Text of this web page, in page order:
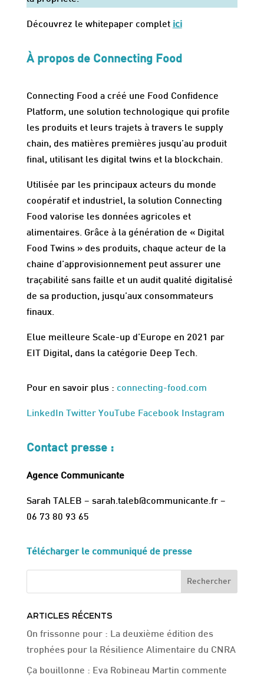
Découvrez le whitepaper complet ici
À propos de Connecting Food
Connecting Food a créé une Food Confidence
Platform, une solution technologique qui profile
les produits et leurs trajets à travers le supply
chain, des matières premières jusqu’au produit
final, utilisant les digital twins et la blockchain.
Utilisée par les principaux acteurs du monde
coopératif et industriel, la solution Connecting
Food valorise les données agricoles et
alimentaires. Grâce à la génération de « Digital
Food Twins » des produits, chaque acteur de la
chaine d’approvisionnement peut assurer une
traçabilité sans faille et un audit qualité digitalisé
de sa production, jusqu’aux consommateurs
finaux.
Elue meilleure Scale-up d’Europe en 2021 par
EIT Digital, dans la catégorie Deep Tech.
Pour en savoir plus : connecting-food.com
LinkedIn Twitter YouTube Facebook Instagram
Contact presse :
Agence Communicante
Sarah TALEB – sarah.taleb@communicante.fr –
06 73 80 93 65
Télécharger le communiqué de presse
Rechercher
ARTICLES RÉCENTS
On frissonne pour : La deuxième édition des
trophées pour la Résilience Alimentaire du CNRA
Ça bouillonne : Eva Robineau Martin commente